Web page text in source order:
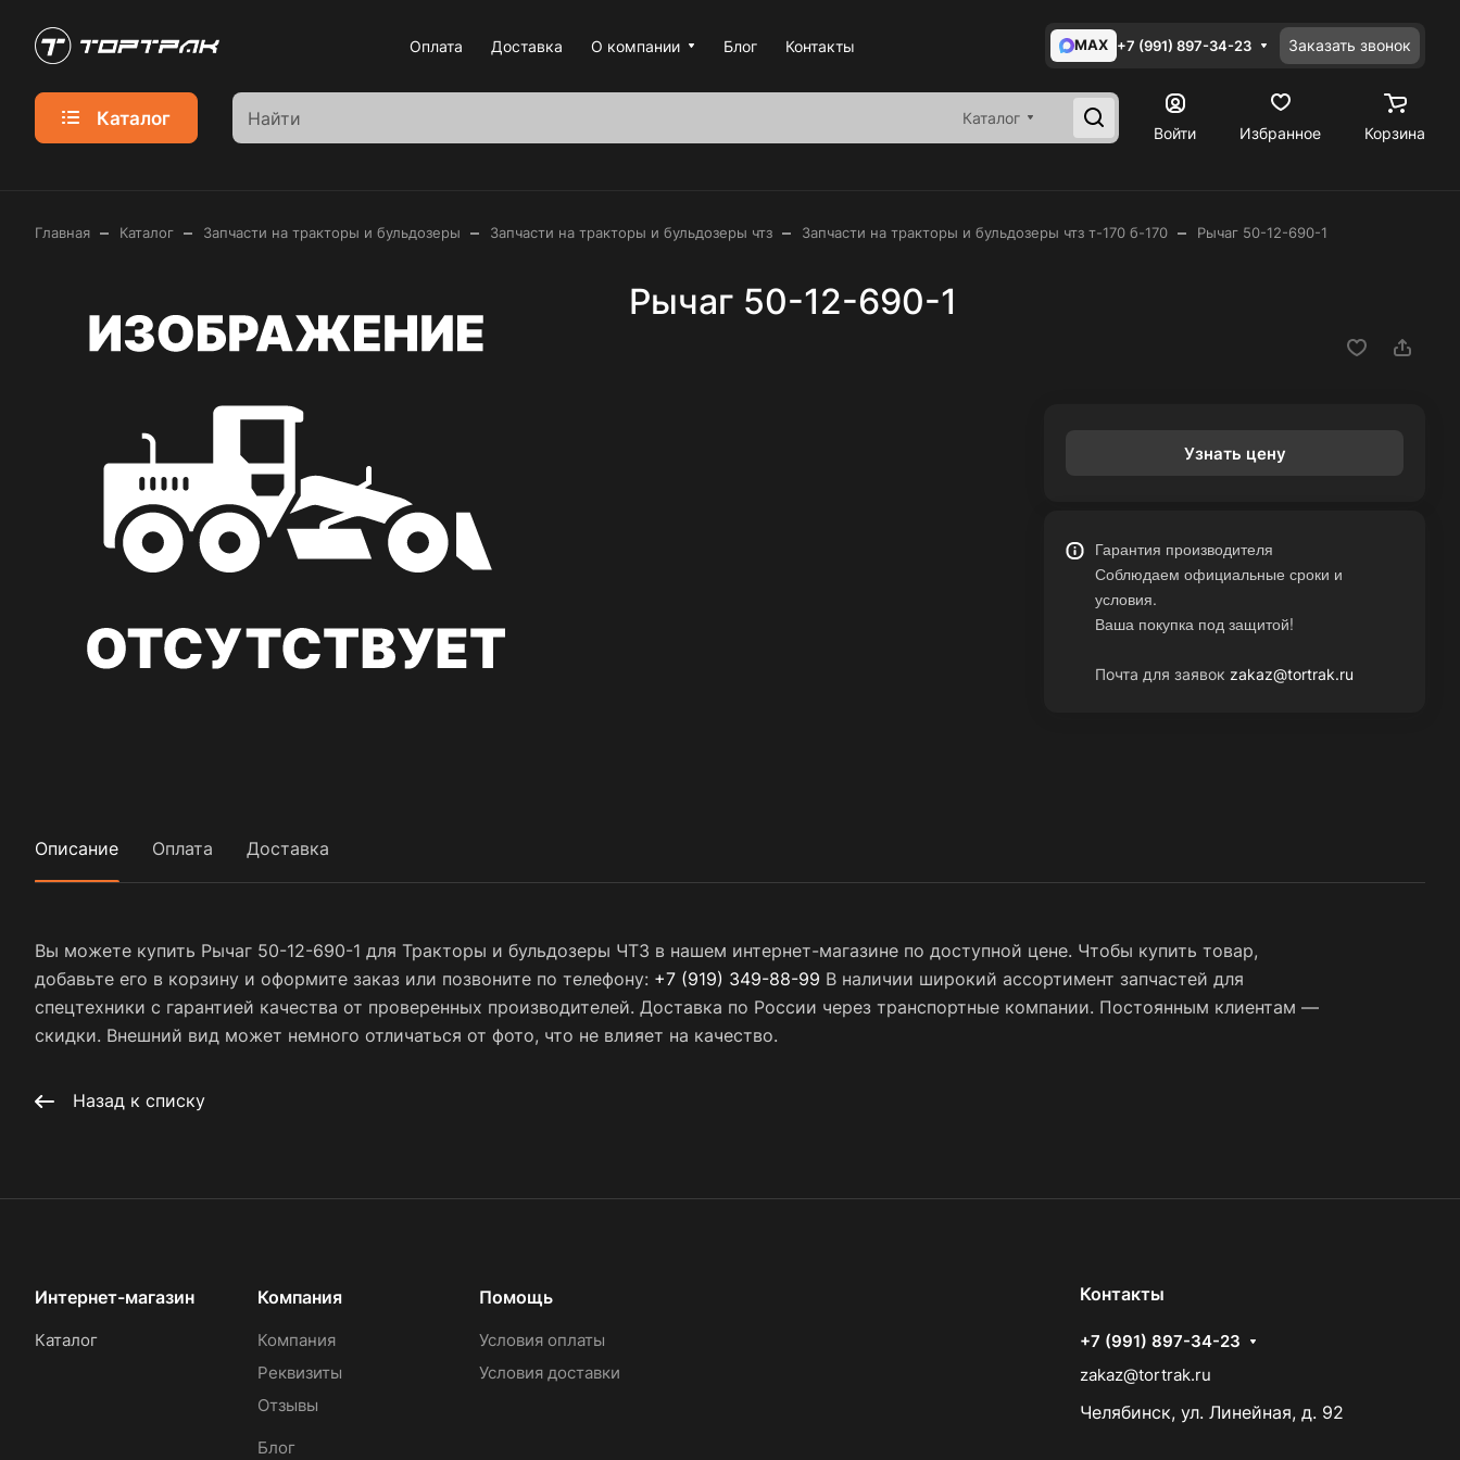
Оплата Доставка О компании Блог Контакты MAX +7 (991) 897-34-23 Заказать звонок
Каталог
Каталог
Войти
Избранное Корзина
Главная – Каталог – Запчасти на тракторы и бульдозеры – Запчасти на тракторы и бульдозеры чтз – Запчасти на тракторы и бульдозеры чтз т-170 б-170 – Рычаг 50-12-690-1
Рычаг 50-12-690-1
Узнать цену
Гарантия производителя
Соблюдаем официальные сроки и
условия.
Ваша покупка под защитой!
Почта для заявок zakaz@tortrak.ru
Описание Оплата Доставка
Вы можете купить Рычаг 50-12-690-1 для Тракторы и бульдозеры ЧТЗ в нашем интернет-магазине по доступной цене. Чтобы купить товар,
добавьте его в корзину и оформите заказ или позвоните по телефону: +7 (919) 349-88-99 В наличии широкий ассортимент запчастей для
спецтехники с гарантией качества от проверенных производителей. Доставка по России через транспортные компании. Постоянным клиентам —
скидки. Внешний вид может немного отличаться от фото, что не влияет на качество.
Назад к списку
Интернет-магазин
Каталог
Компания
Компания
Реквизиты
Отзывы
Блог
Помощь
Условия оплаты
Условия доставки
Контакты
+7 (991) 897-34-23
zakaz@tortrak.ru
Челябинск, ул. Линейная, д. 92